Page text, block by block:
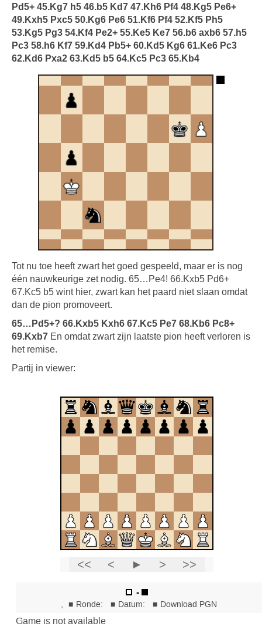
Pd5+ 45.Kg7 h5 46.b5 Kd7 47.Kh6 Pf4 48.Kg5 Pe6+
49.Kxh5 Pxc5 50.Kg6 Pe6 51.Kf6 Pf4 52.Kf5 Ph5
53.Kg5 Pg3 54.Kf4 Pe2+ 55.Ke5 Ke7 56.b6 axb6 57.h5
Pc3 58.h6 Kf7 59.Kd4 Pb5+ 60.Kd5 Kg6 61.Ke6 Pc3
62.Kd6 Pxa2 63.Kd5 b5 64.Kc5 Pc3 65.Kb4
Tot nu toe heeft zwart het goed gespeeld, maar er is nog
één nauwkeurige zet nodig. 65…Pe4! 66.Kxb5 Pd6+
67.Kc5 b5 wint hier, zwart kan het paard niet slaan omdat
dan de pion promoveert.
65…Pd5+? 66.Kxb5 Kxh6 67.Kc5 Pe7 68.Kb6 Pc8+
69.Kxb7 En omdat zwart zijn laatste pion heeft verloren is
het remise.
Partij in viewer: